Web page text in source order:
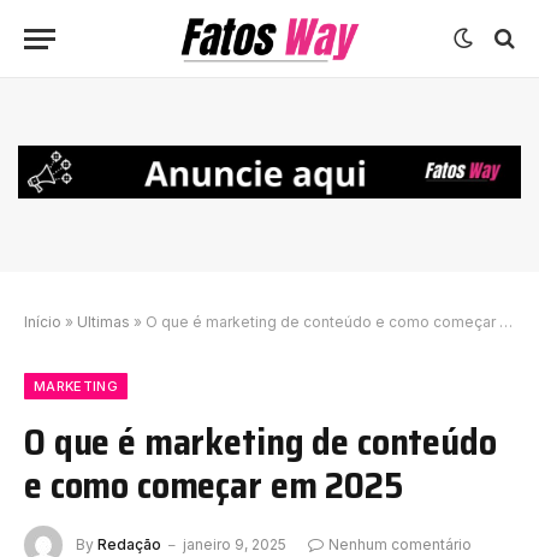
Início » Ultimas » O que é marketing de conteúdo e como começar em 2025
MARKETING
O que é marketing de conteúdo
e como começar em 2025
By Redação janeiro 9, 2025
Nenhum comentário